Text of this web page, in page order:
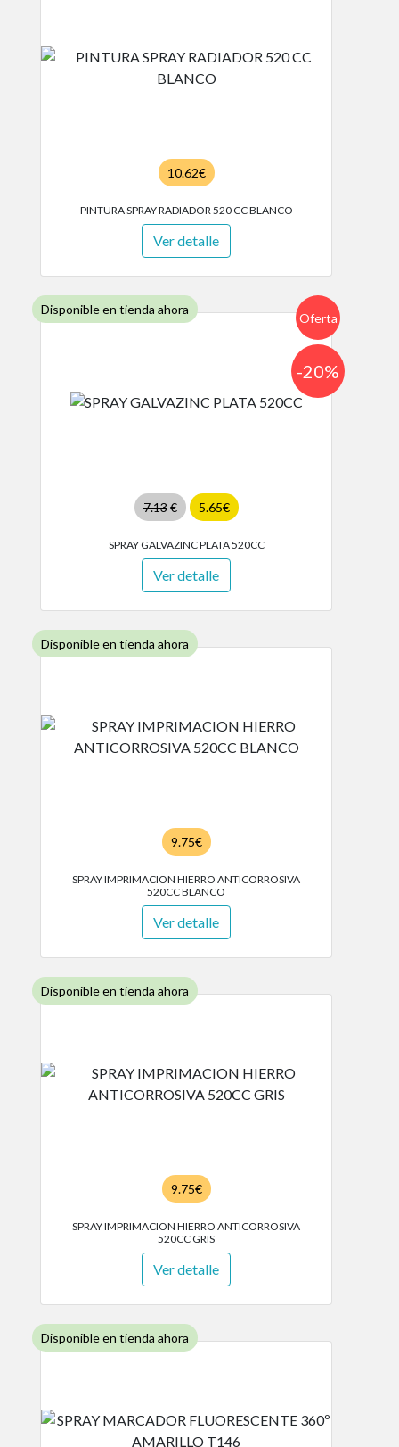
10.62€
PINTURA SPRAY RADIADOR 520 CC BLANCO
Ver detalle
Disponible en tienda ahora
Oferta
7.13€ 5.65€
-20%
SPRAY GALVAZINC PLATA 520CC
Ver detalle
Disponible en tienda ahora
9.75€
SPRAY IMPRIMACION HIERRO ANTICORROSIVA
520CC BLANCO
Ver detalle
Disponible en tienda ahora
9.75€
SPRAY IMPRIMACION HIERRO ANTICORROSIVA
520CC GRIS
Ver detalle
Disponible en tienda ahora